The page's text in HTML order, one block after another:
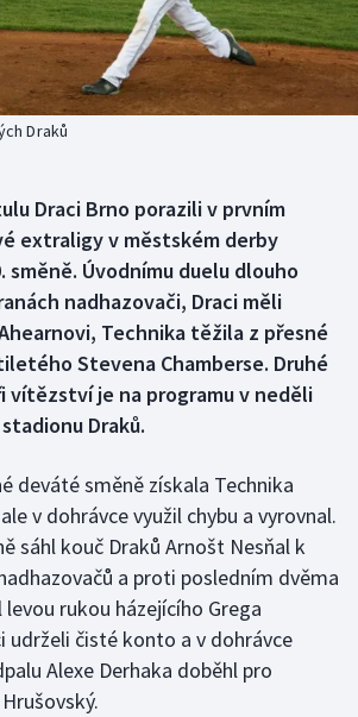
Draků
Draci Brno porazili v prvním
extraligy v městském derby
směně. Úvodnímu duelu dlouho
nadhazovači, Draci měli
Technika těžila z přesné
Stevena Chamberse. Druhé
vítězství je na programu v neděli
Draků.
deváté směně získala Technika
v dohrávce využil chybu a vyrovnal.
sáhl kouč Draků Arnošt Nesňal k
a proti posledním dvěma
rukou házejícího Grega
udrželi čisté konto a v dohrávce
Alexe Derhaka doběhl pro